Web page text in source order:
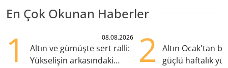
En Çok Okunan Haberler
1 08.08.2026
Altın ve gümüşte sert ralli:
Yükselişin arkasındaki
2
Altın Ocak'tan
güçlü haftalık